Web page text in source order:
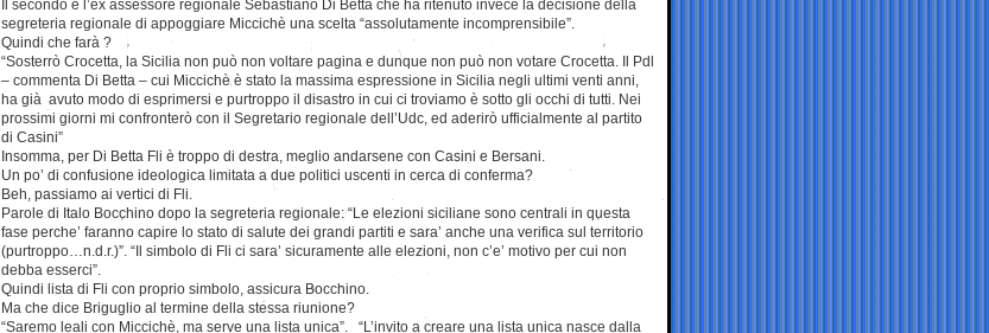
Il secondo è l’ex assessore regionale Sebastiano Di Betta che ha ritenuto invece la decisione della
segreteria regionale di appoggiare Miccichè una scelta “assolutamente incomprensibile”.
Quindi che farà ?
“Sosterrò Crocetta, la Sicilia non può non voltare pagina e dunque non può non votare Crocetta. Il Pdl
– commenta Di Betta – cui Miccichè è stato la massima espressione in Sicilia negli ultimi venti anni,
ha già avuto modo di esprimersi e purtroppo il disastro in cui ci troviamo è sotto gli occhi di tutti. Nei
prossimi giorni mi confronterò con il Segretario regionale dell’Udc, ed aderirò ufficialmente al partito
di Casini”
Insomma, per Di Betta Fli è troppo di destra, meglio andarsene con Casini e Bersani.
Un po’ di confusione ideologica limitata a due politici uscenti in cerca di conferma?
Beh, passiamo ai vertici di Fli.
Parole di Italo Bocchino dopo la segreteria regionale: “Le elezioni siciliane sono centrali in questa
fase perche’ faranno capire lo stato di salute dei grandi partiti e sara’ anche una verifica sul territorio
(purtroppo…n.d.r.)”. “Il simbolo di Fli ci sara’ sicuramente alle elezioni, non c’e’ motivo per cui non
debba esserci”.
Quindi lista di Fli con proprio simbolo, assicura Bocchino.
Ma che dice Briguglio al termine della stessa riunione?
“Saremo leali con Miccichè, ma serve una lista unica”. “L’invito a creare una lista unica nasce dalla